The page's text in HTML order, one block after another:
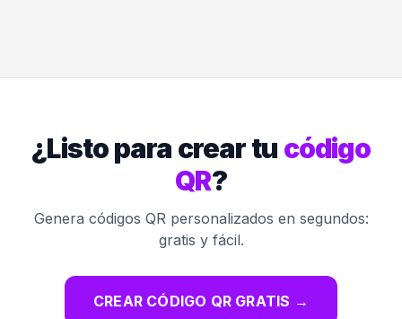
¿Listo para crear tu código
QR?
Genera códigos QR personalizados en segundos:
gratis y fácil.
CREAR CÓDIGO QR GRATIS →